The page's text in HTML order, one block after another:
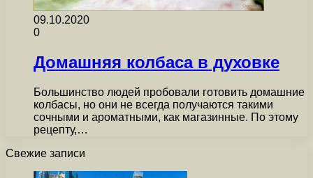
09.10.2020
0
Домашняя колбаса в духовке
Большинство людей пробовали готовить домашние
колбасы, но они не всегда получаются такими
сочными и ароматными, как магазинные. По этому
рецепту,…
Свежие записи